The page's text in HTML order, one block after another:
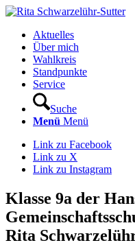
Aktuelles
Über mich
Wahlkreis
Standpunkte
Service
Suche
Menü Menü
Link zu Facebook
Link zu X
Link zu Instagram
Klasse 9a der
Rita